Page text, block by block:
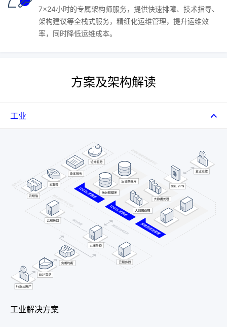
7x24小时的专属架构师服务，提供快速排障、技术指导、
架构建议等全栈式服务，精细化运维管理，提升运维效
率，同时降低运维成本。
方案及架构解读
工业
工业解决方案